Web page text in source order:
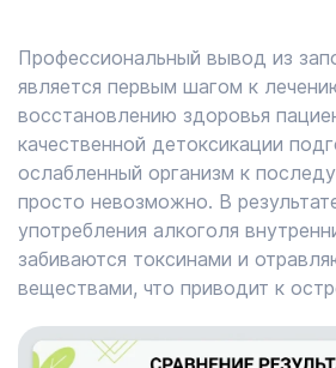
Профессиональный вывод из
является первым шагом к
восстановлению здоровья
качественной детоксикации
ослабленный организм к
просто невозможно. В
употребления алкоголя
забиваются токсинами и
веществами, что приводит к